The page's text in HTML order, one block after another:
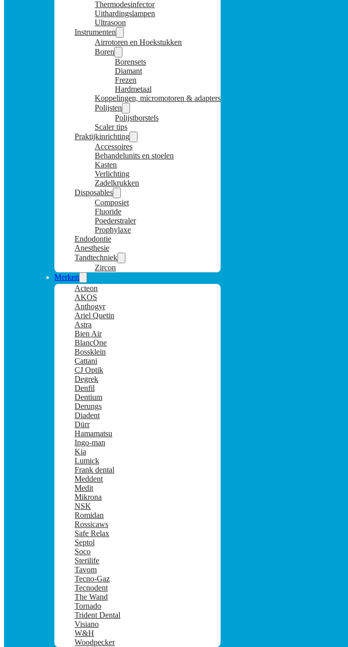
Thermodesinfector
Uithardingslampen
Ultrasoon
Instrumenten
Airrotoren en Hoekstukken
Boren
Borensets
Diamant
Frezen
Hardmetaal
Koppelingen, micromotoren & adapters
Polijsten
Polijstborstels
Scaler tips
Praktijkinrichting
Accessoires
Behandelunits en stoelen
Kasten
Verlichting
Zadelkrukken
Disposables
Composiet
Fluoride
Poederstraler
Prophylaxe
Endodontie
Anesthesie
Tandtechniek
Zircon
Merken
Acteon
AKOS
Anthogyr
Ariel Quetin
Astra
Bien Air
BlancOne
Bossklein
Cattani
CJ Optik
Degrek
Denfil
Dentium
Derungs
Diadent
Dürr
Hamamatsu
Ingo-man
Kia
Lumick
Frank dental
Meddent
Medit
Mikrona
NSK
Romidan
Rossicaws
Safe Relax
Septol
Soco
Sterilife
Tavom
Tecno-Gaz
Tecnodent
The Wand
Tornado
Trident Dental
Visiano
W&H
Woodpecker